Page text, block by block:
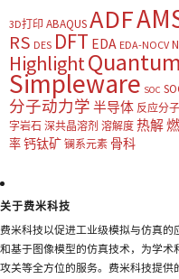
3D打印 ABAQUSADF
RS DES DFT EDA EDA-NOCV
Highlight
Simpleware SOC
分子动力学 半导体 反应分
字岩石 深共晶溶剂 溶解度 热解
率钙钛矿 镧系元素 骨科
关于费米科技
费米科技以促进工业级模拟与仿真
和基于图像模型的仿真技术，为学
攻关等全方位的服务。费米科技提